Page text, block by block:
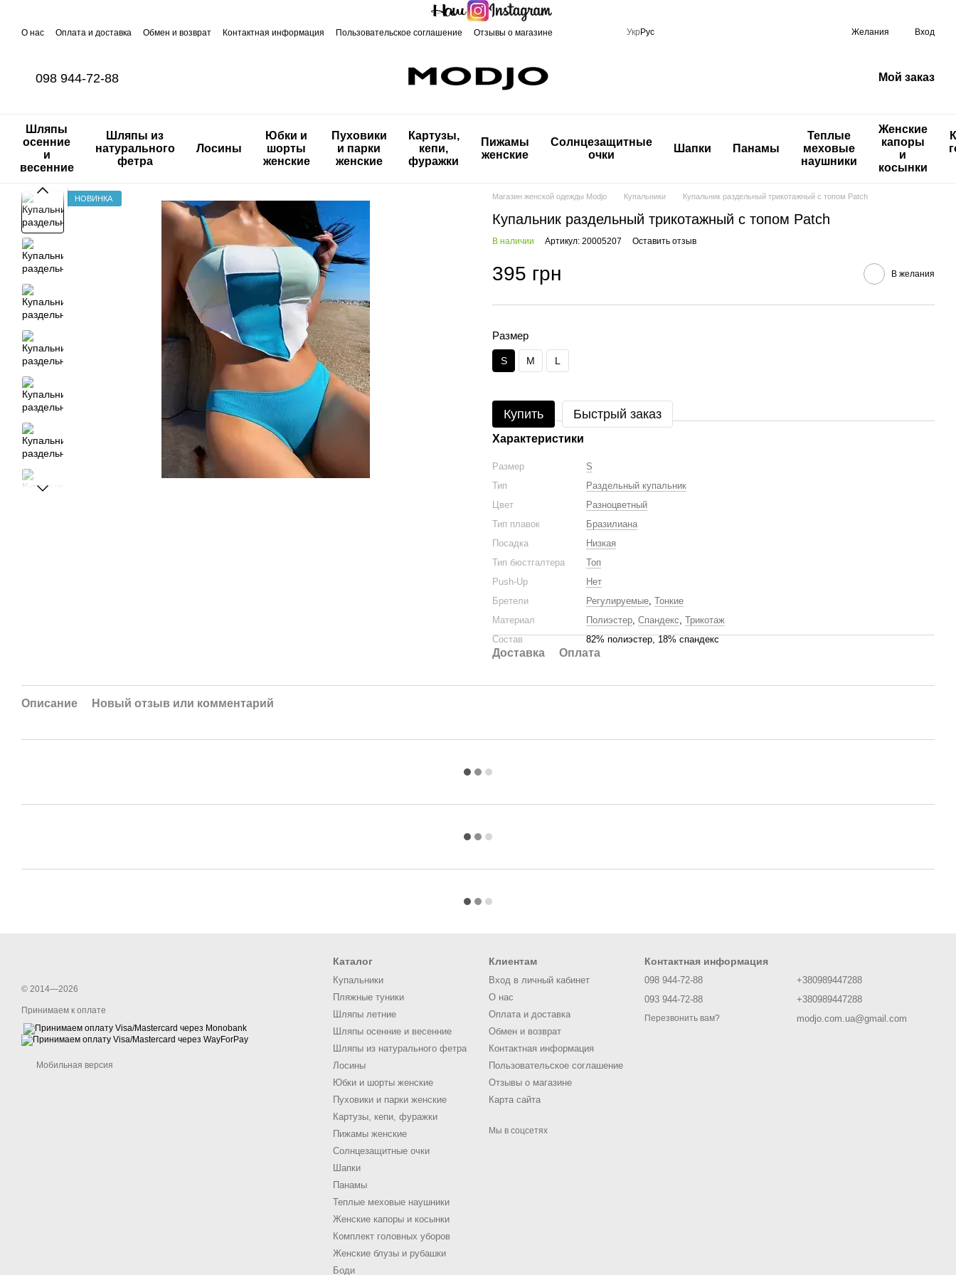
О нас Оплата и доставка Обмен и возврат Контактная информация Пользовательское соглашение Отзывы о магазине Укр Рус Желания Вход
098 944-72-88 Мой заказ
Шляпы
осенние
и
весенние
Шляпы из
натурального
фетра
Лосины
Юбки и
шорты
женские
Пуховики
и парки
женские
Картузы,
кепи,
фуражки
Пижамы
женские
Солнцезащитные
очки
Шапки Панамы
Теплые
меховые
наушники
Женские
капоры
и
косынки
НОВИНКА Магазин женской одежды Modjo Купальники Купальник раздельный трикотажный с топом Patch
Купальник раздельный трикотажный с топом Patch
В наличии Артикул: 20005207 Оставить отзыв
395 грн В желания
Размер
S M L
Купить Быстрый заказ
Характеристики
Размер
S
Тип
Раздельный купальник
Цвет
Разноцветный
Тип плавок
Бразилиана
Посадка
Низкая
Тип бюстгалтера
Топ
Push-Up
Нет
Бретели
Регулируемые, Тонкие
Материал
Полиэстер, Спандекс, Трикотаж
Состав
82% полиэстер, 18% спандекс
Доставка Оплата
Описание Новый отзыв или комментарий
© 2014—2026
Принимаем к оплате
Мобильная версия
Каталог
Купальники
Пляжные туники
Шляпы летние
Шляпы осенние и весенние
Шляпы из натурального фетра
Лосины
Юбки и шорты женские
Пуховики и парки женские
Картузы, кепи, фуражки
Пижамы женские
Солнцезащитные очки
Шапки
Панамы
Теплые меховые наушники
Женские капоры и косынки
Комплект головных уборов
Женские блузы и рубашки
Боди
Клиентам
Вход в личный кабинет
О нас
Оплата и доставка
Обмен и возврат
Контактная информация
Пользовательское соглашение
Отзывы о магазине
Карта сайта
Мы в соцсетях
Контактная информация
098 944-72-88
093 944-72-88
Перезвонить вам?
+380989447288
+380989447288
modjo.com.ua@gmail.com